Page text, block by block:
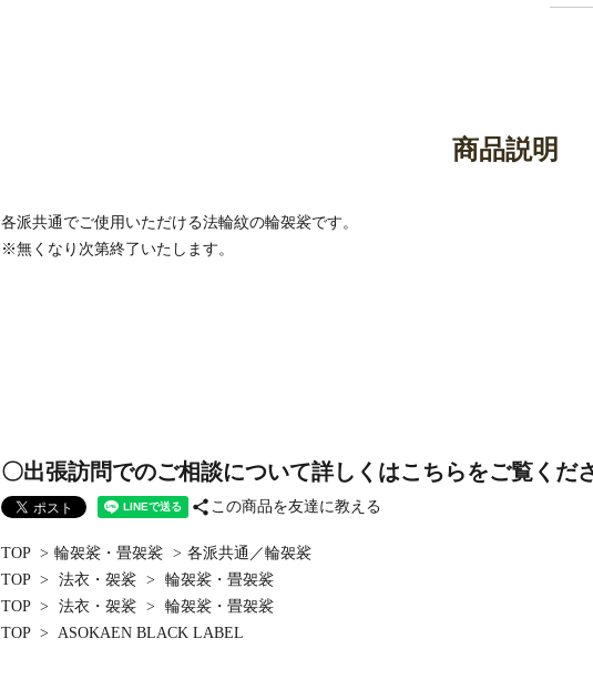
商品説明
各派共通でご使用いただける法輪紋の輪袈裟です。
※無くなり次第終了いたします。
〇出張訪問でのご相談について詳しくはこちらをご覧くだ
share この商品を友達に教える
TOP > 輪袈裟・畳袈裟 > 各派共通／輪袈裟
TOP > 法衣・袈裟 >
輪袈裟・畳袈裟
TOP > 法衣・袈裟 >
輪袈裟・畳袈裟
TOP > ASOKAEN BLACK LABEL